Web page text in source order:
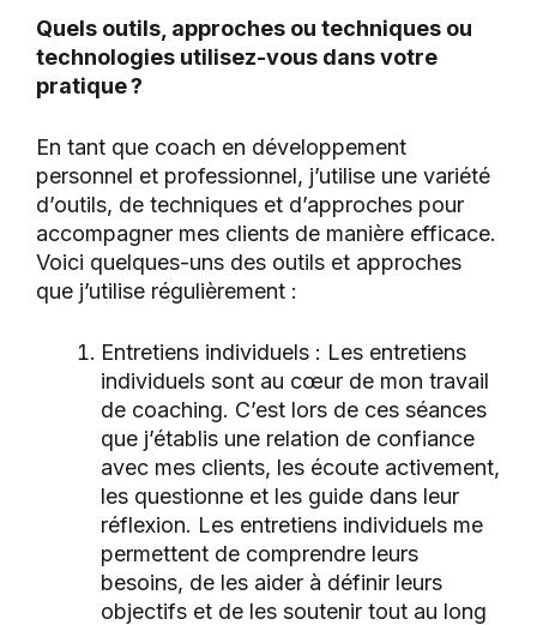
Quels outils, approches ou techniques ou
technologies utilisez-vous dans votre
pratique ?
En tant que coach en développement
personnel et professionnel, j’utilise une variété
d’outils, de techniques et d’approches pour
accompagner mes clients de manière efficace.
Voici quelques-uns des outils et approches
que j’utilise régulièrement :
Entretiens individuels : Les entretiens
individuels sont au cœur de mon travail
de coaching. C’est lors de ces séances
que j’établis une relation de confiance
avec mes clients, les écoute activement,
les questionne et les guide dans leur
réflexion. Les entretiens individuels me
permettent de comprendre leurs
besoins, de les aider à définir leurs
objectifs et de les soutenir tout au long